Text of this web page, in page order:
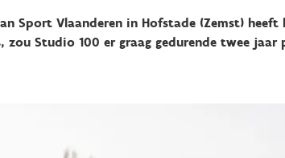
Sport Vlaanderen in Hofstade (Zemst)
zou Studio 100 er graag gedurende twee jaar